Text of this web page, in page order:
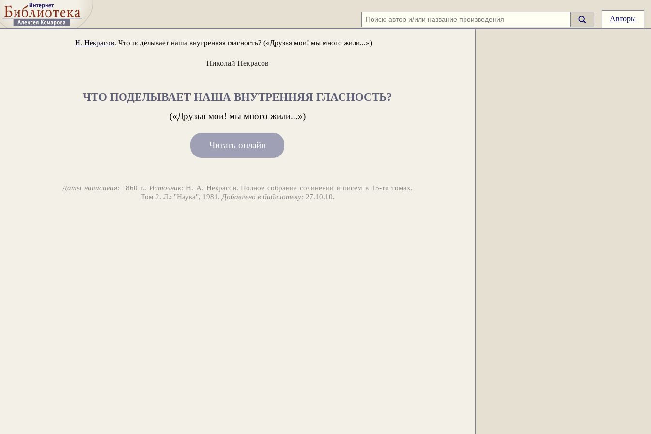
Авторы
Н. Некрасов. Что поделывает наша внутренняя гласность? («Друзья мои! мы много жили...»)
Николай Некрасов
ЧТО ПОДЕЛЫВАЕТ НАША ВНУТРЕННЯЯ ГЛАСНОСТЬ?
(«Друзья мои! мы много жили...»)
Читать онлайн
Даты написания: 1860 г.. Источник: Н. А. Некрасов. Полное собрание сочинений и писем в 15-ти томах.
Том 2. Л.: "Наука", 1981. Добавлено в библиотеку: 27.10.10.